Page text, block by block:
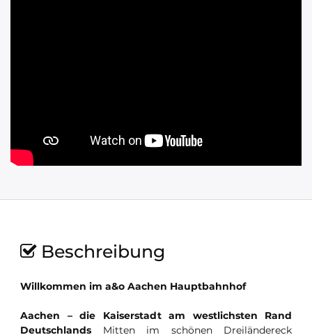
Beschreibung
Willkommen im a&o Aachen Hauptbahnhof
Aachen – die Kaiserstadt am westlichsten Rand
Deutschlands Mitten im schönen Dreiländereck